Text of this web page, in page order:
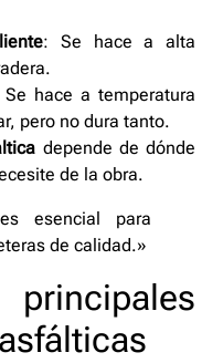
: Se hace a alta
hace a temperatura
pero no dura tanto.
depende de dónde
de la obra.
esencial para
de calidad.»